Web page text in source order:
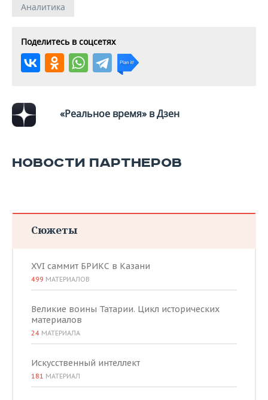
ФИГУРНОЕ КАТАНИЕ
ХОККЕЙ С МЯЧОМ
МЕДИЦИНА
ПРОИСШЕСТВИЯ
Аналитика
Поделитесь в соцсетях
«Реальное время» в Дзен
НОВОСТИ ПАРТНЕРОВ
Сюжеты
XVI саммит БРИКС в Казани
499 МАТЕРИАЛОВ
Великие воины Татарии. Цикл исторических
материалов
24 МАТЕРИАЛА
Искусственный интеллект
181 МАТЕРИАЛ